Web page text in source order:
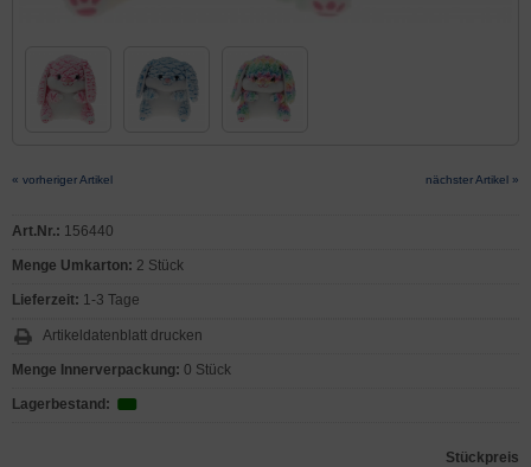
« vorheriger Artikel nächster Artikel »
Art.Nr.: 156440
Menge Umkarton: 2 Stück
Lieferzeit: 1-3 Tage
Artikeldatenblatt drucken
Menge Innerverpackung: 0 Stück
Lagerbestand:
Stückpreis